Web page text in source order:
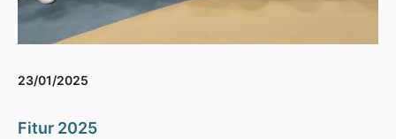
23/01/2025
Fitur 2025